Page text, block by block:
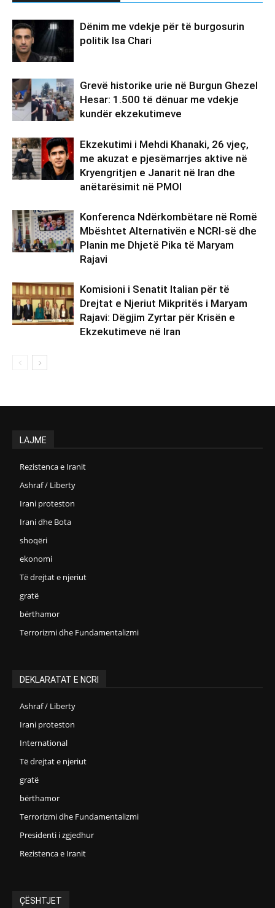
Dënim me vdekje për të burgosurin
politik Isa Chari
Grevë historike urie në Burgun Ghezel
Hesar: 1.500 të dënuar me vdekje
kundër ekzekutimeve
Ekzekutimi i Mehdi Khanaki, 26 vjeç,
me akuzat e pjesëmarrjes aktive në
Kryengritjen e Janarit në Iran dhe
anëtarësimit në PMOI
Konferenca Ndërkombëtare në Romë
Mbështet Alternativën e NCRI-së dhe
Planin me Dhjetë Pika të Maryam
Rajavi
Komisioni i Senatit Italian për të
Drejtat e Njeriut Mikpritës i Maryam
Rajavi: Dëgjim Zyrtar për Krisën e
Ekzekutimeve në Iran
LAJME
Rezistenca e Iranit
Ashraf / Liberty
Irani proteston
Irani dhe Bota
shoqëri
ekonomi
Të drejtat e njeriut
gratë
bërthamor
Terrorizmi dhe Fundamentalizmi
DEKLARATAT E NCRI
Ashraf / Liberty
Irani proteston
International
Të drejtat e njeriut
gratë
bërthamor
Terrorizmi dhe Fundamentalizmi
Presidenti i zgjedhur
Rezistenca e Iranit
ÇËSHTJET